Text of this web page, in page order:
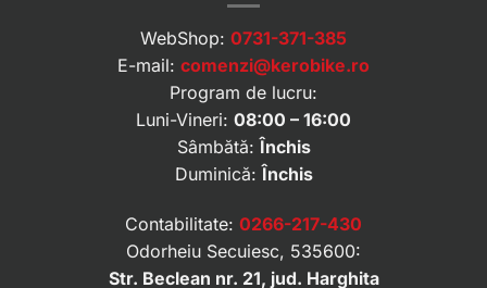
WebShop: 0731-371-385
E-mail: comenzi@kerobike.ro
Program de lucru:
Luni-Vineri: 08:00 – 16:00
Sâmbătă: Închis
Duminică: Închis
Contabilitate: 0266-217-430
Odorheiu Secuiesc, 535600:
Str. Beclean nr. 21, jud. Harghita